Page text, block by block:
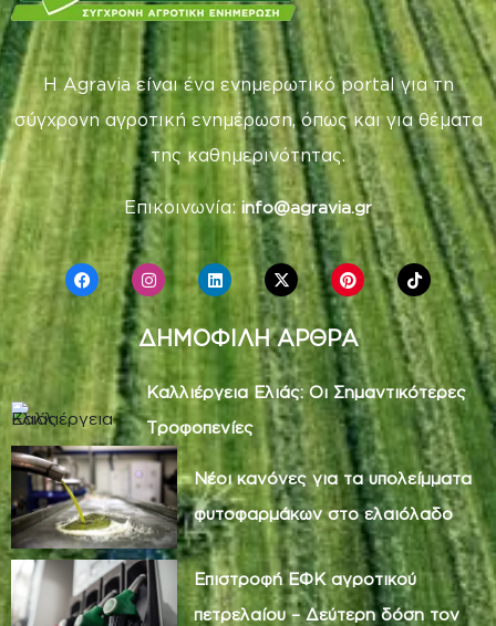
Η Agravia είναι ένα ενημερωτικό portal για τη
σύγχρονη αγροτική ενημέρωση, όπως και για θέματα
της καθημερινότητας.
Επικοινωνία: info@agravia.gr
ΔΗΜΟΦΙΛΗ ΑΡΘΡΑ
Καλλιέργεια Ελιάς: Οι Σημαντικότερες
Τροφοπενίες
Νέοι κανόνες για τα υπολείμματα
φυτοφαρμάκων στο ελαιόλαδο
Επιστροφή ΕΦΚ αγροτικού
πετρελαίου – Δεύτερη δόση τον